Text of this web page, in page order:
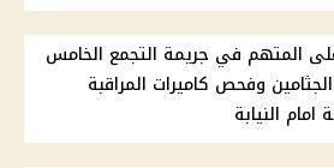
المتهم في جريمة التجمع الخامس
وفحص كاميرات المراقبة
امام النيابة